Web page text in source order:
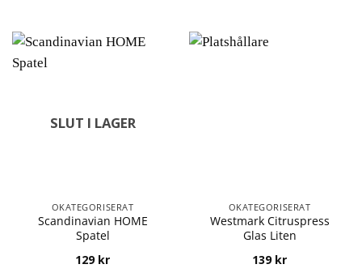
SLUT I LAGER
OKATEGORISERAT
Scandinavian HOME
Spatel
129 kr
OKATEGORISERAT
Westmark Citruspress
Glas Liten
139 kr